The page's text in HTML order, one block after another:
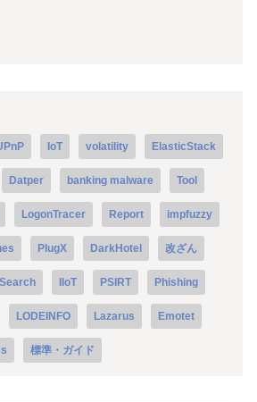
IoT volatility ElasticStack
Datper banking malware Tool
LogonTracer Report impfuzzy
PlugX DarkHotel 改ざん
IIoT PSIRT Phishing
LODEINFO Lazarus Emotet
標準・ガイド